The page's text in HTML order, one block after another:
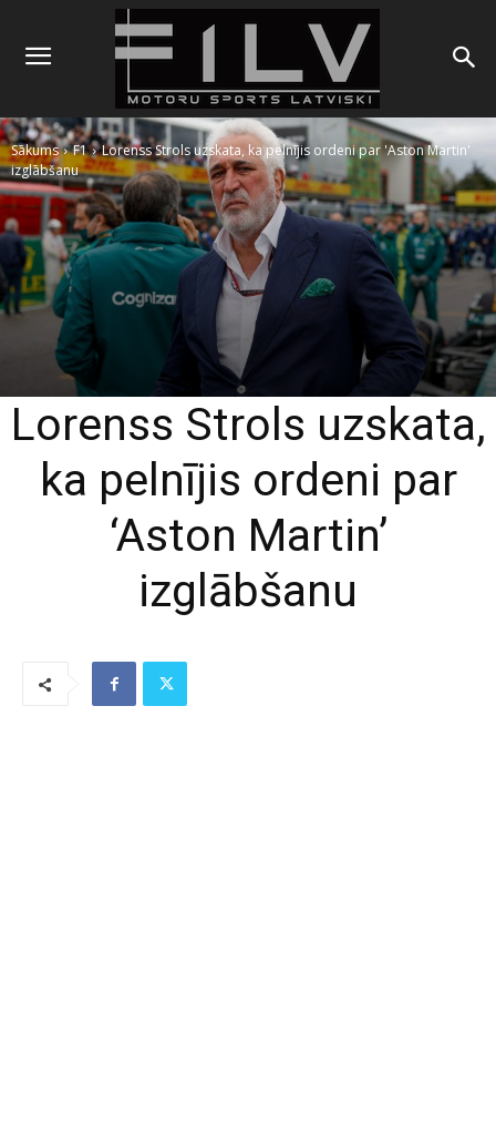
Sākums F1
Lorenss Strols uzskata, ka pelnījis ordeni par 'Aston Martin'
izglābšanu
Lorenss Strols uzskata,
ka pelnījis ordeni par
‘Aston Martin’
izglābšanu